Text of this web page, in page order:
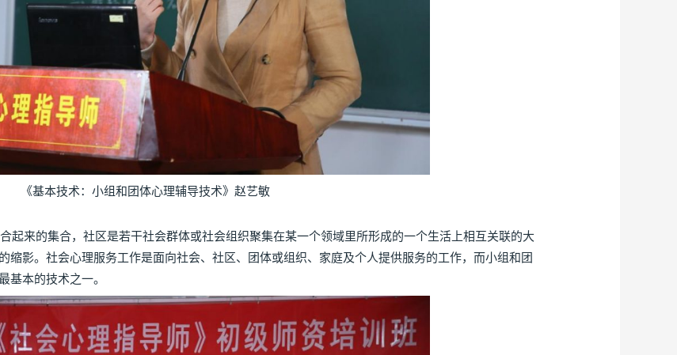
《基本技术：小组和团体心理辅导技术》赵艺敏
来的集合，社区是若干社会群体或社会组织聚集在某一个领域里所形成的一个生活上相互关联的大
缩影。社会心理服务工作是面向社会、社区、团体或组织、家庭及个人提供服务的工作，而小组和团
基本的技术之一。